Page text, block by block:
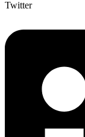
Twitter